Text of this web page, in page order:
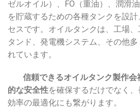
ゼルオイル）、FO（重油）、潤滑
を貯蔵するための各種タンクを設
セスです。オイルタンクは、工場
タンド、発電機システム、その他
れています。
信頼できるオイルタンク製作会
的な安全性を確保するだけでなく
効率の最適化にも繋がります。